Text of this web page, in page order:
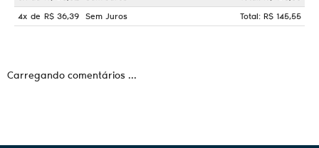
4x de R$ 36,39 Sem Juros Total: R$ 145,55
Carregando comentários ...